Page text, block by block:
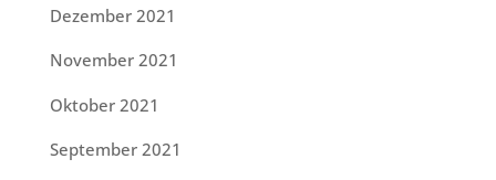
Dezember 2021
November 2021
Oktober 2021
September 2021